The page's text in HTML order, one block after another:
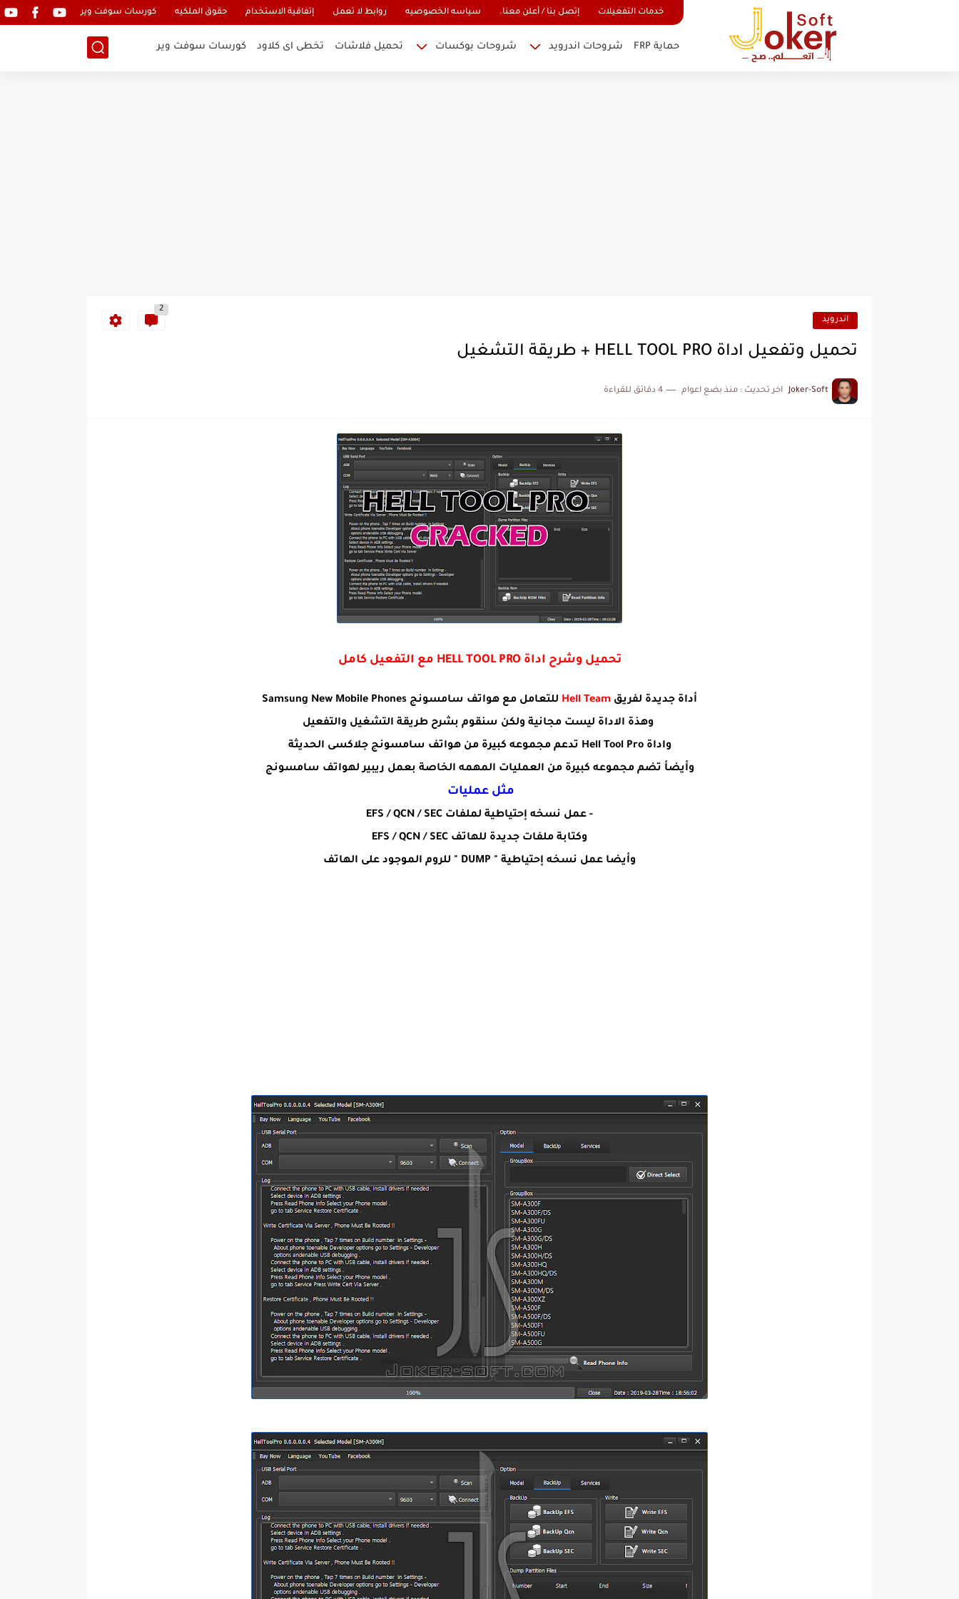
خدمات التفعيلات إتصل بنا / أعلن معنا. سياسه الخصوصيه روابط لا تعمل إتفاقية الاستخدام حقوق الملكيه كورسات سوفت وير
حماية FRP شروحات اندرويد شروحات بوكسات تحميل فلاشات تخطى اى كلاود كورسات سوفت وير
اندرويد
2
تحميل وتفعيل اداة HELL TOOL PRO + طريقة التشغيل
Joker-Soft اخر تحديث : منذ بضع اعوام 4 دقائق للقراءة
تحميل وشرح اداة HELL TOOL PRO مع التفعيل كامل
أداة جديدة لفريق Hell Team للتعامل مع هواتف سامسونج Samsung New Mobile Phones
وهذة الاداة ليست مجانية ولكن سنقوم بشرح طريقة التشغيل والتفعيل
واداة Hell Tool Pro تدعم مجموعه كبيرة
من هواتف سامسونج جلاكسى الحديثة
وأيضأ تضم مجموعه كبيرة من العمليات المهمه الخاصة بعمل ريبير لهواتف سامسونج
مثل عمليات
- عمل نسخه إحتياطية لملفات EFS / QCN / SEC
وكتابة ملفات جديدة للهاتف EFS / QCN / SEC
وأيضا عمل نسخه إحتياطية " DUMP " للروم الموجود على الهاتف